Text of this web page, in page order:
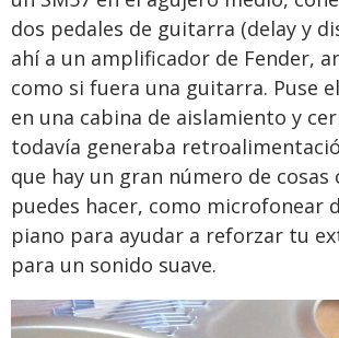
dos pedales de guitarra (delay y
ahí a un amplificador de Fender,
como si fuera una guitarra. Puse
en una cabina de aislamiento y
todavía generaba
que hay un gran número de cosas
puedes hacer, como microfonear
piano para ayudar a reforzar tu
para un sonido suave.